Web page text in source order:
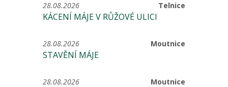
Telnice
28.08.2026
KÁCENÍ MÁJE V RŮŽOVÉ ULICI
Moutnice
28.08.2026
STAVĚNÍ MÁJE
Moutnice
28.08.2026